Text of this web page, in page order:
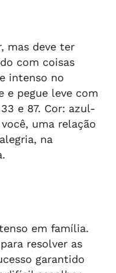
mas deve ter
com coisas
intenso no
e pegue leve com
e 87. Cor: azul-
você, uma relação
na
em família.
resolver as
garantido